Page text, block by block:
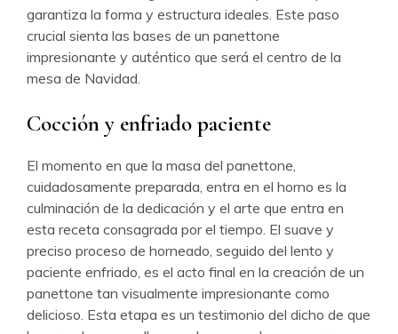
garantiza la forma y estructura ideales. Este paso
crucial sienta las bases de un panettone
impresionante y auténtico que será el centro de la
mesa de Navidad.
Cocción y enfriado paciente
El momento en que la masa del panettone,
cuidadosamente preparada, entra en el horno es la
culminación de la dedicación y el arte que entra en
esta receta consagrada por el tiempo. El suave y
preciso proceso de horneado, seguido del lento y
paciente enfriado, es el acto final en la creación de un
panettone tan visualmente impresionante como
delicioso. Esta etapa es un testimonio del dicho de que